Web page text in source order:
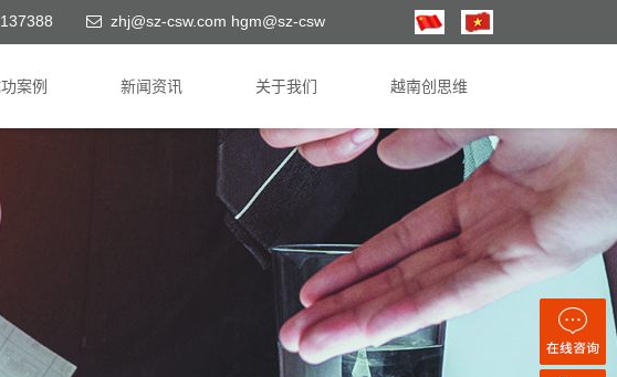
zhj@sz-csw.com hgm@sz-csw
案例 新闻资讯 关于我们 越南创思维